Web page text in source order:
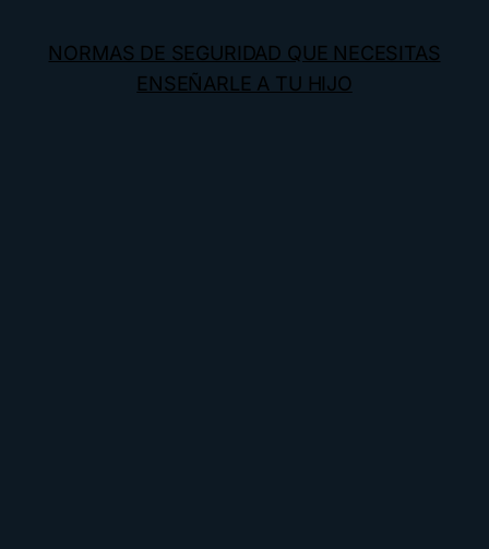
NORMAS DE SEGURIDAD QUE NECESITAS
ENSEÑARLE A TU HIJO